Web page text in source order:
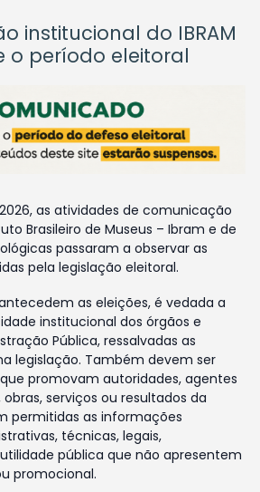
institucional do IBRAM
o período eleitoral
as atividades de comunicação
Brasileiro de Museus – Ibram e de
passaram a observar as
pela legislação eleitoral.
as eleições, é vedada a
institucional dos órgãos e
Pública, ressalvadas as
legislação. Também devem ser
promovam autoridades, agentes
serviços ou resultados da
permitidas as informações
técnicas, legais,
pública que não apresentem
promocional.